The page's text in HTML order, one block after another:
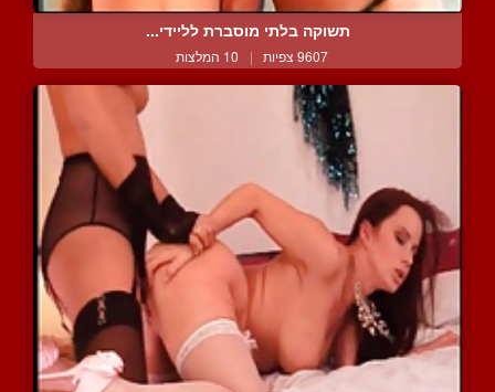
תשוקה בלתי מוסברת לליידי...
9607 צפיות | 10 המלצות